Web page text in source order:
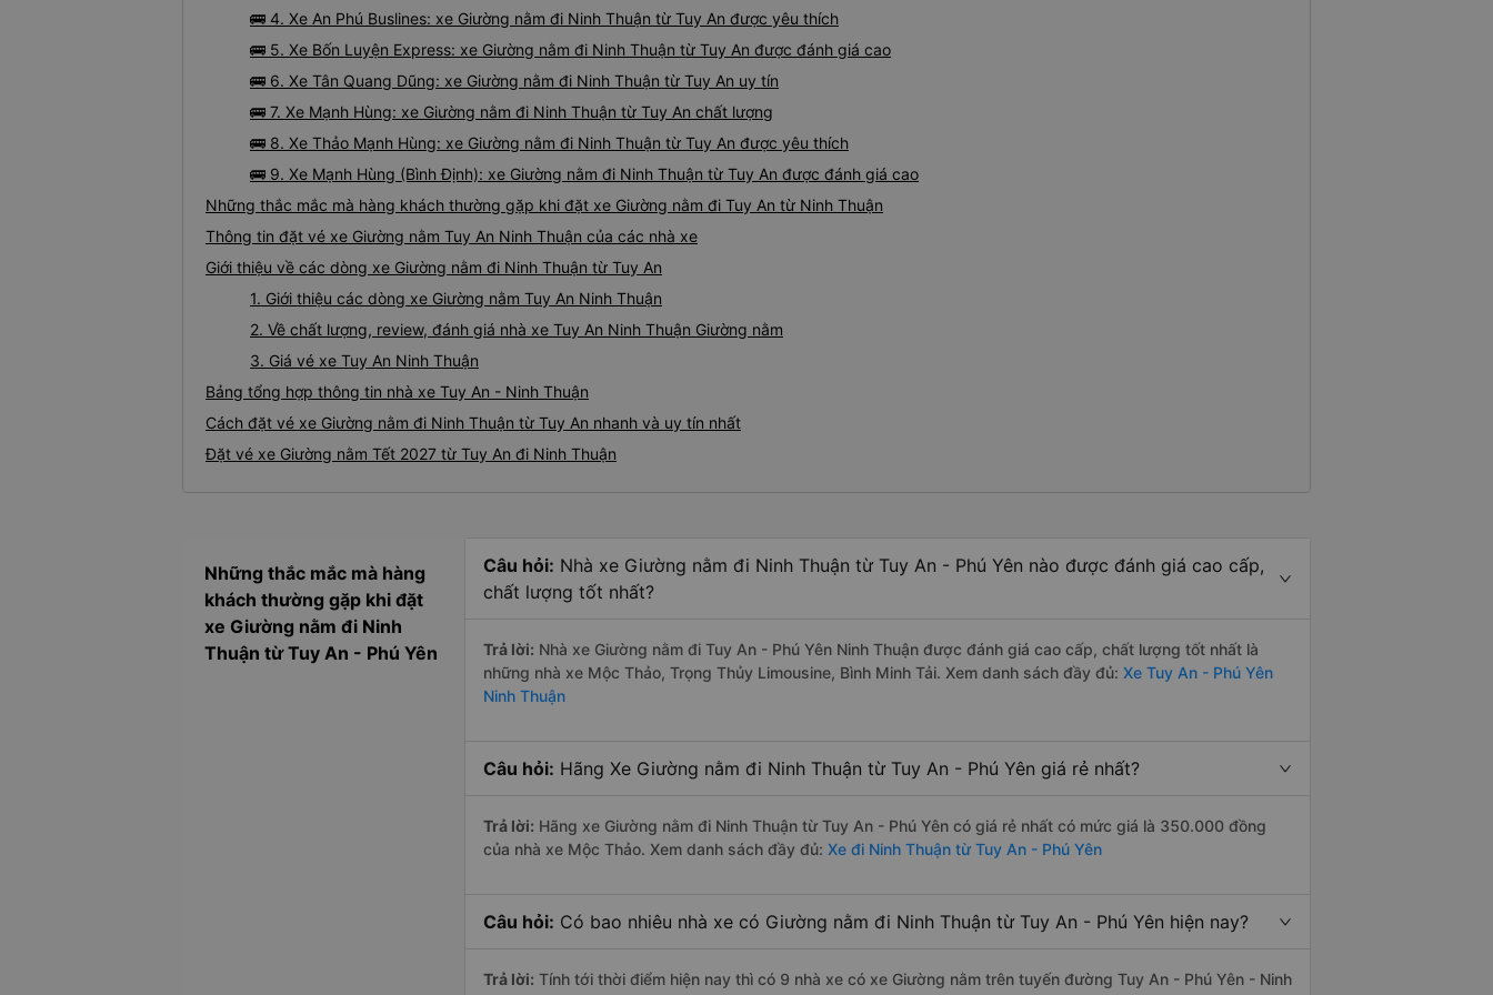
🚌 4. Xe An Phú Buslines: xe Giường nằm đi Ninh Thuận từ Tuy An được yêu thích
🚌 5. Xe Bốn Luyện Express: xe Giường nằm đi Ninh Thuận từ Tuy An được đánh giá cao
🚌 6. Xe Tân Quang Dũng: xe Giường nằm đi Ninh Thuận từ Tuy An uy tín
🚌 7. Xe Mạnh Hùng: xe Giường nằm đi Ninh Thuận từ Tuy An chất lượng
🚌 8. Xe Thảo Mạnh Hùng: xe Giường nằm đi Ninh Thuận từ Tuy An được yêu thích
🚌 9. Xe Mạnh Hùng (Bình Định): xe Giường nằm đi Ninh Thuận từ Tuy An được đánh giá cao
Những thắc mắc mà hàng khách thường gặp khi đặt xe Giường nằm đi Tuy An từ Ninh Thuận
Thông tin đặt vé xe Giường nằm Tuy An Ninh Thuận của các nhà xe
Giới thiệu về các dòng xe Giường nằm đi Ninh Thuận từ Tuy An
1. Giới thiệu các dòng xe Giường nằm Tuy An Ninh Thuận
2. Về chất lượng, review, đánh giá nhà xe Tuy An Ninh Thuận Giường nằm
3. Giá vé xe Tuy An Ninh Thuận
Bảng tổng hợp thông tin nhà xe Tuy An - Ninh Thuận
Cách đặt vé xe Giường nằm đi Ninh Thuận từ Tuy An nhanh và uy tín nhất
Đặt vé xe Giường nằm Tết 2027 từ Tuy An đi Ninh Thuận
Những thắc mắc mà hàng
khách thường gặp khi đặt
xe Giường nằm đi Ninh
Thuận từ Tuy An - Phú Yên
Câu hỏi: Nhà xe Giường nằm đi Ninh Thuận từ Tuy An - Phú Yên nào được đánh giá cao cấp,
chất lượng tốt nhất?
Trả lời: Nhà xe Giường nằm đi Tuy An - Phú Yên Ninh Thuận được đánh giá cao cấp, chất lượng tốt nhất là
những nhà xe Mộc Thảo, Trọng Thủy Limousine, Bình Minh Tải. Xem danh sách đầy đủ: Xe Tuy An - Phú Yên
Ninh Thuận
Câu hỏi: Hãng Xe Giường nằm đi Ninh Thuận từ Tuy An - Phú Yên giá rẻ nhất?
Trả lời: Hãng xe Giường nằm đi Ninh Thuận từ Tuy An - Phú Yên có giá rẻ nhất có mức giá là 350.000 đồng
của nhà xe Mộc Thảo. Xem danh sách đầy đủ: Xe đi Ninh Thuận từ Tuy An - Phú Yên
Câu hỏi: Có bao nhiêu nhà xe có Giường nằm đi Ninh Thuận từ Tuy An - Phú Yên hiện nay?
Trả lời: Tính tới thời điểm hiện nay thì có 9 nhà xe có xe Giường nằm trên tuyến đường Tuy An - Phú Yên - Ninh